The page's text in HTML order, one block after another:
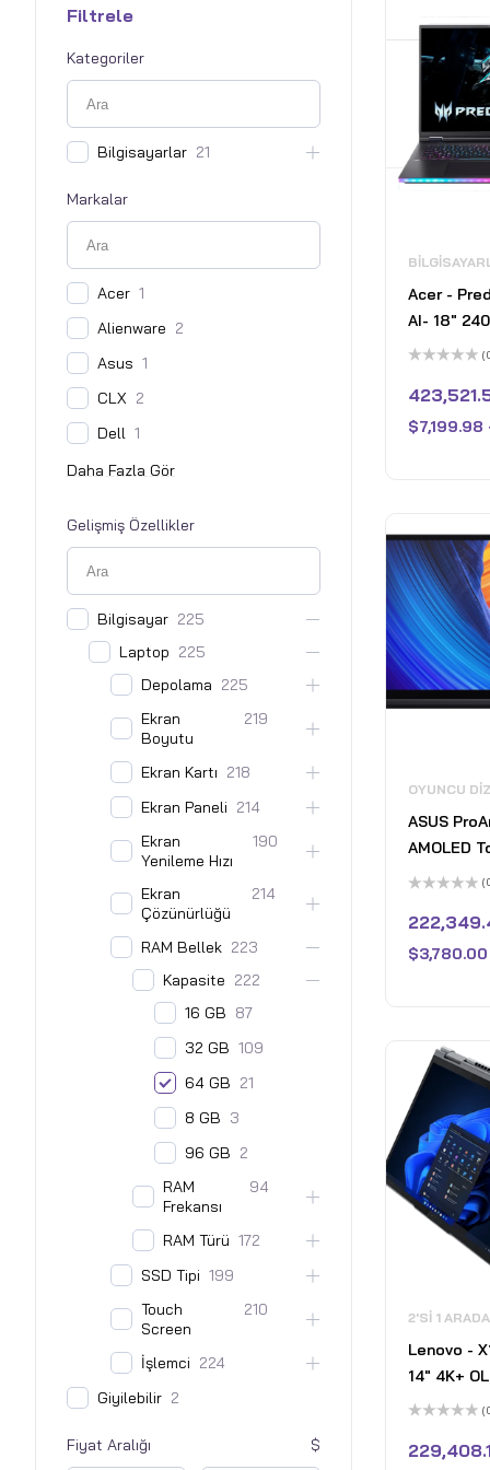
Filtrele
Kategoriler
Bilgisayarlar 21
Markalar
Acer 1
Alienware 2
Asus 1
CLX 2
Dell 1
Gelişmiş Özellikler
Bilgisayar 225
Laptop 225
Depolama 225
Ekran
Boyutu
219
Ekran Kartı 218
Ekran Paneli 214
Ekran
Yenileme Hızı
190
Ekran
Çözünürlüğü
214
RAM Bellek 223
Kapasite 222
16 GB 87
32 GB 109
64 GB 21
8 GB 3
96 GB 2
RAM
Frekansı
94
RAM Türü 172
SSD Tipi 199
Touch
Screen
210
İşlemci 224
Giyilebilir 2
Fiyat Aralığı
Acer -
AI- 18"
Laptop -
NVIDIA
5090 –
üzerinden
0
aldı
$7,199.98
OYUNCU
ASUS
AMOLED
WQUXGA
HX370 -
GeForce
- Nano
üzerinden
0
aldı
$3,780.00
2'SI 1
Lenovo -
14" 4K+
Kalem -
üzerinden
0